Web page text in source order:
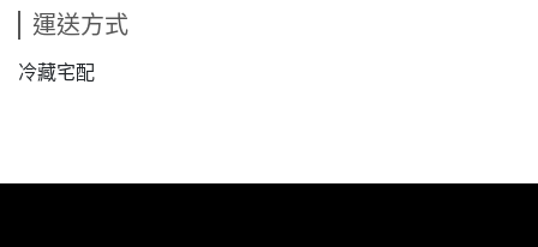
運送方式
冷藏宅配